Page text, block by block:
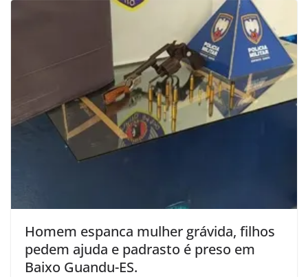
Homem espanca mulher grávida, filhos
pedem ajuda e padrasto é preso em
Baixo Guandu-ES.